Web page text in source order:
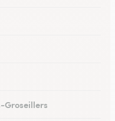
Groseillers